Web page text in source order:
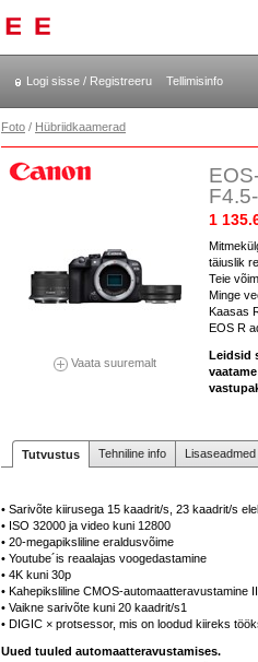
Logi sisse / Registreeru Tellimisinfo
Foto / Hübriidkaamerad
Vaata suuremalt
1
täiuslik
Teie
Minge
Kaasas
EOS R
Leidsid
Tutvustus Tehniline info
• Sarivõte kiirusega 15 kaadrit/s, 23 kaadrit/s
• ISO 32000 ja video kuni 12800
• 20-megapiksliline eraldusvõime
• Youtube´is reaalajas voogedastamine
• 4K kuni 30p
• Kahepiksliline CMOS-automaatteravustamine II
• Vaikne sarivõte kuni 20 kaadrit/s1
• DIGIC × protsessor, mis on loodud kiireks
Uued tuuled automaatteravustamises.